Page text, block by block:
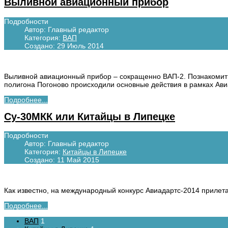
Выливной авиационный прибор
Подробности
Автор: Главный редактор
Категория: ВАП
Создано: 29 Июль 2014
Выливной авиационный прибор – сокращенно ВАП-2.
полигона Погоново происходили основные действия в рамках
Подробнее...
Су-30МКК или Китайцы в Липецке
Подробности
Автор: Главный редактор
Категория: Китайцы в Липецке
Создано: 11 Май 2015
Как известно, на международный конкурс Авиадартс-2014
Подробнее...
ВАП 1